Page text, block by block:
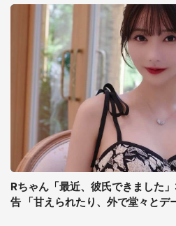
Rちゃん「最近、彼氏できました
告 「甘えられたり、外で堂々とデ